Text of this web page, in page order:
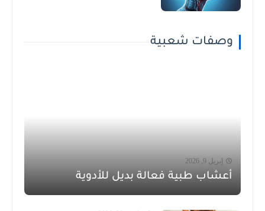
وصفات شعبية
إبريل 9, 2026
أعشاب طبية فعالة بديل للأدوية